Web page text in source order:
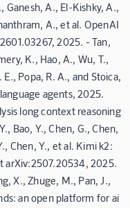
Ganesh, A., El-Kishky, A.,
A., et al. OpenAI
2025. - Tan,
K., Hao, A., Wu, T.,
Popa, R. A., and Stoica,
agents, 2025.
long context reasoning
Bao, Y., Chen, G., Chen,
Chen, Y., et al. Kimi k2:
arXiv:2507.20534, 2025.
X., Zhuge, M., Pan, J.,
an open platform for ai